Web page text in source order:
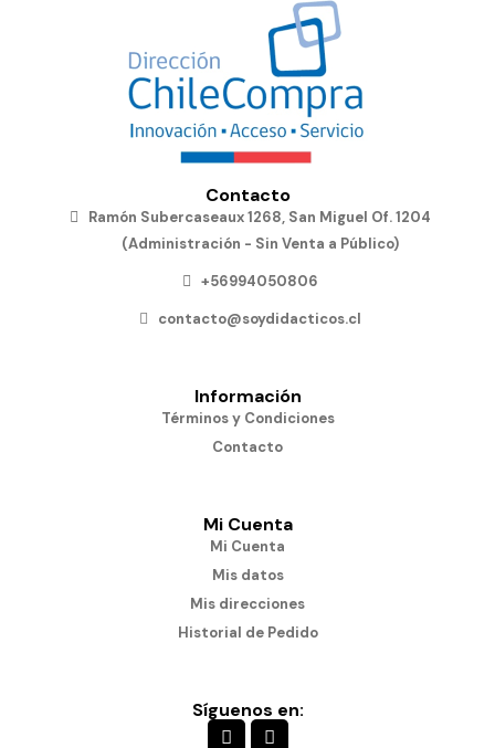
Contacto
Ramón Subercaseaux 1268, San Miguel Of. 1204
(Administración - Sin Venta a Público)
+56994050806
contacto@soydidacticos.cl
Información
Términos y Condiciones
Contacto
Mi Cuenta
Mi Cuenta
Mis datos
Mis direcciones
Historial de Pedido
Síguenos en: